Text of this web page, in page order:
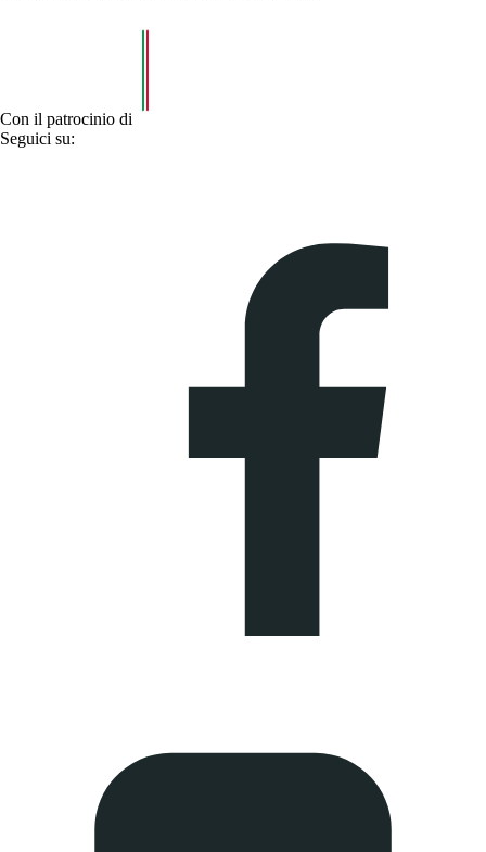
Con il patrocinio di
Seguici su: